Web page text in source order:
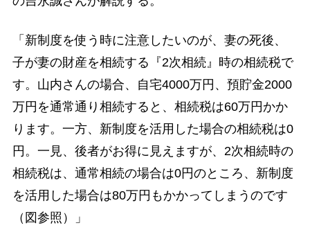
「新制度を使う時に注意したいのが、妻の死後、
子が妻の財産を相続する『2次相続』時の相続税で
す。山内さんの場合、自宅4000万円、預貯金2000
万円を通常通り相続すると、相続税は60万円かか
ります。一方、新制度を活用した場合の相続税は0
円。一見、後者がお得に見えますが、2次相続時の
相続税は、通常相続の場合は0円のところ、新制度
を活用した場合は80万円もかかってしまうのです
（図参照）」